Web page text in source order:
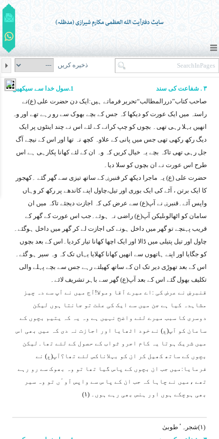
ذخیره کریں
۳ . شفاعت کی سند
1.سول خدا سے سیکھیں
صاحب کتاب”دررالمطالب“تحریر فرماتے ہیں:ایک دن حضرت علی (ع)نے
راستہ میں ایک عورت کو دیکھا کہ جس کے بچے بھوک سے رو رہے تھے اور وہ
انھیں بہلا رہی تھی۔ بچوں کو چپ کرانے کے لئے اس نے چند اینٹوں پر ایک
دیگ رکھ رکھی تھی جس میں پانی کے علاوہ کچھ نہ تھا اور اس کے نیچے آگ
جل رہی تھی تاکہ بچے یہ خیال کریں کہ وہ ان کے لئے کھانا پکارہی ہے اس
طرح اس عورت نے ان بچوں کو سلا دیا۔
حضرت علی (ع) یہ ماجرا دیکھ کر قنبرۻ کے ساتھ تیزی سے گھر گئے ۔کھجور
کا ایک برتن ، آٹے کی ایک بوری اور تیل،چاول اپنے کاندھے پر رکھ کر وہاں
واپس آئے۔قنبرۻ نے آپ(ع) سے عرض کی کہ اجازت دیجئے تاکہ میں ان
سامان کو اٹھالوںلیکن آپ(ع) راضی نہ ہوئے۔جب اس عورت کے گھر کے
قریب پہنچے تو گھر میں داخل ہونے کی اجازت لے کر گھر میں داخل ہوگئے۔
چاول اور تیل پتیلی میں ڈالا اور ایک اچھا کھانا تیار کردیا۔اس کے بعد بچوں
کو جگایا اور اپنے ہاتھوں سے انھیں کھانا کھلایا یہاں تک کہ وہ سیر ہو گئے۔
اس کے بعد تھوڑی دیر تک ان کے ساتھ کھیلتے رہے جس سے بچے پہلے والی
تکلیف بھول گئے اس کے بعد آپ(ع) گھر سے باہر تشریف لائے۔
قنبرۻ نے عرض کی :اے میرے آقا ومولا!آج میں نے آپ سے دہ چیز
مشاہدہ کیا ہے جن میں سے ایک کی علت تو جانتا ہوں لیکن
دوسری کا سبب میرے لئے واضح نہیں ہے وہ یہ کہ یتیم بچوں کے
سامان کو آپ(ع) نے خود اٹھایا اور اجازت نہ دی کہ میں بھی اس
میں شریک ہوتا یہ کام اجرو ثواب کے حصول کے لئے تھا۔لیکن
بچوں کے ساتھ کھیل کر ان کو بہلاناکس لئے تھا؟آپ(ع) نے
فرمایا:میں جب ان بچوں کے پاس گیا تھا تو وہ بھوک سے رو رہے
تھے ،میں نے چاہا کہ جب ان کے پا س سے واپس آوٴں تو وہ سیر
بھی ہوچکے ہوں اور ہنس بھی رہے ہوں۔ (۱)
(۱)شجرہٴ طوبیٰ